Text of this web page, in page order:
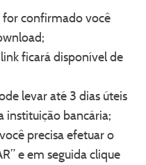
for confirmado você
ficará disponível de
levar até 3 dias úteis
instituição bancária;
precisa efetuar o
e em seguida clique